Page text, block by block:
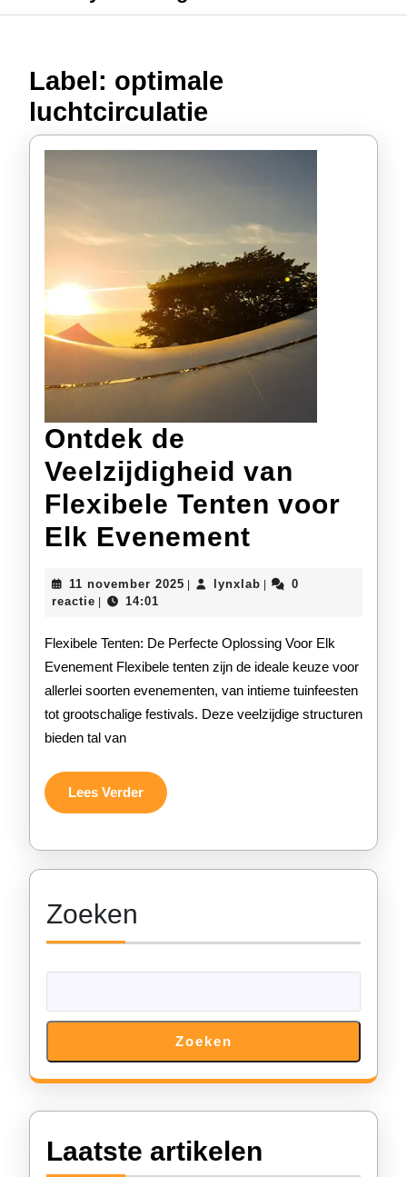
Label: optimale
luchtcirculatie
Ontdek de
Veelzijdigheid van
Flexibele Tenten voor
Elk Evenement
van
Flexibele
Tenten
voor
11 november 2025 11
lynxlablynxlab
0
reactie
14:01
Flexibele Tenten: De Perfecte Oplossing Voor Elk
Evenement Flexibele tenten zijn de ideale keuze voor
allerlei soorten evenementen, van intieme tuinfeesten
tot grootschalige festivals. Deze veelzijdige structuren
bieden tal van
Lees VerderLees
Verder
Zoeken
Zoeken
Laatste artikelen